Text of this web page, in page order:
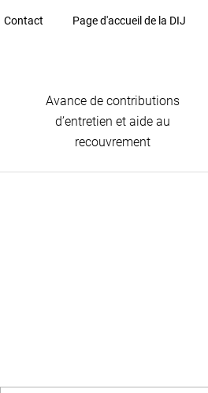
Contact Page d'accueil de la DIJ
Avance de contributions
d’entretien et aide au
recouvrement